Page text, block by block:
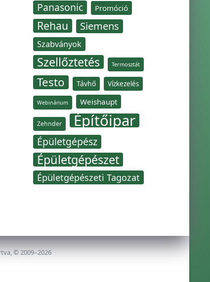
Panasonic Promóció
Rehau Siemens
Szabványok
Szellőztetés Termosztát
Testo Távhő Vízkezelés
Webinárium Weishaupt
Zehnder Építőipar
Épületgépész
Épületgépészet
Épületgépészeti Tagozat
© 2009–2026